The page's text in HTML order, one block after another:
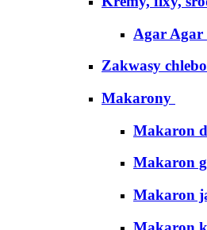
Agar Agar
Zakwasy
Makarony
Makaron
Makaron
Makaron